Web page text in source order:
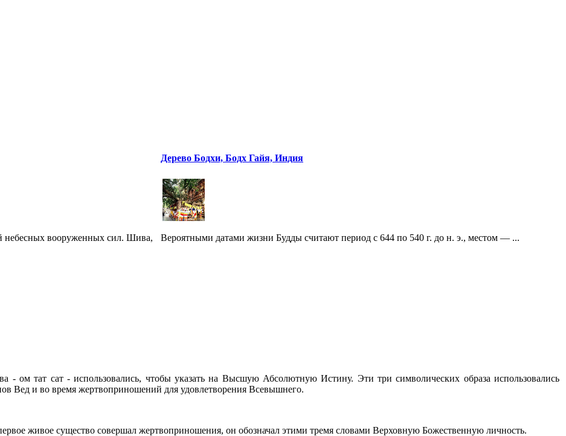
небесных вооруженных сил. Шива,
Дерево Бодхи, Бодх Гайя, Индия
Вероятными датами жизни Будды считают период с 644 по 540 г. до н. э., местом — ...
- ом тат сат - использовались, чтобы указать на Высшую Абсолютную Истину. Эти три символических образа использовались
Вед и во время жертвоприношений для удовлетворения Всевышнего.
живое существо совершал жертвоприношения, он обозначал этими тремя словами Верховную Божественную личность.